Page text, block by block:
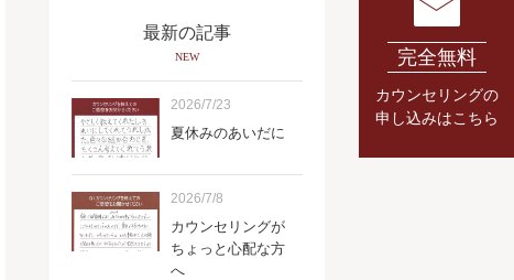
完全無料
カウンセリングの
申し込みはこちら
最新の記事
NEW
2026/7/23
夏休みのあいだに
2026/7/8
カウンセリングが
ちょっと心配な方
へ